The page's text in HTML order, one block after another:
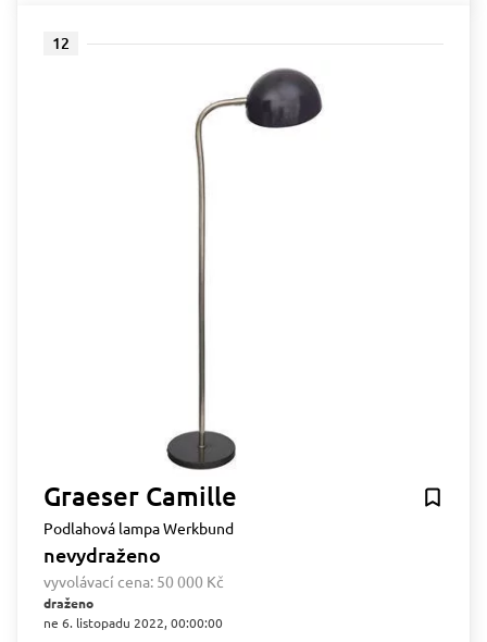
12
Graeser Camille
Podlahová lampa Werkbund
nevydraženo
vyvolávací cena: 50 000 Kč
draženo
ne 6. listopadu 2022, 00:00:00